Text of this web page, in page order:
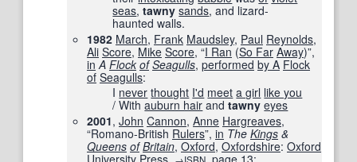
seas,tawny sands, and lizard-
haunted walls.
1982 March, Frank Maudsley, Paul Reynolds,
Ali Score, Mike Score, “I Ran (So Far Away)”,
in A Flock of Seagulls, performed by A Flock
of Seagulls:
I never thought I'd meet a girl like you
/ Withauburn hair andtawny eyes
2001, John Cannon, Anne Hargreaves,
“Romano-British Rulers”, in The Kings &
Queens of Britain, Oxford, Oxfordshire: Oxford